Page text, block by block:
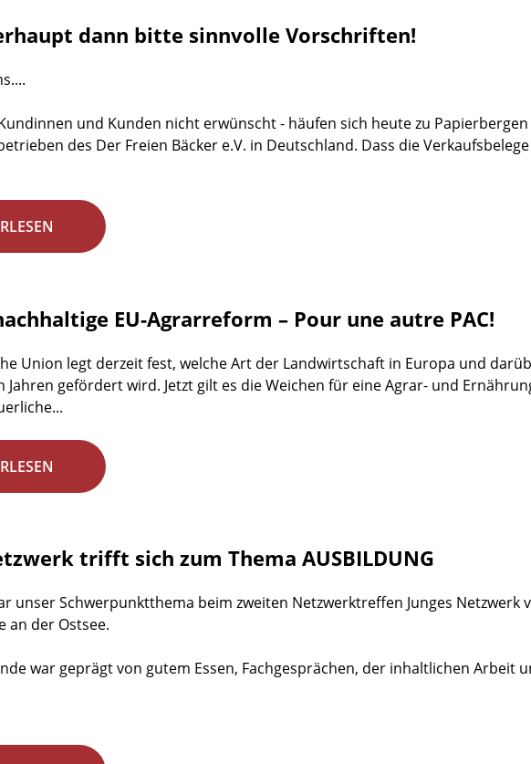
dann bitte sinnvolle Vorschriften!
und Kunden nicht erwünscht - häufen sich heute zu
des Der Freien Bäcker e.V. in Deutschland. Dass die
EU-Agrarreform – Pour une autre PAC!
Union legt derzeit fest, welche Art der Landwirtschaft in Europa und
Jahren gefördert wird. Jetzt gilt es die Weichen für eine Agrar- und
trifft sich zum Thema AUSBILDUNG
unser Schwerpunktthema beim zweiten Netzwerktreffen Junges Netzwerk
an der Ostsee.
war geprägt von gutem Essen, Fachgesprächen, der inhaltlichen Arbeit